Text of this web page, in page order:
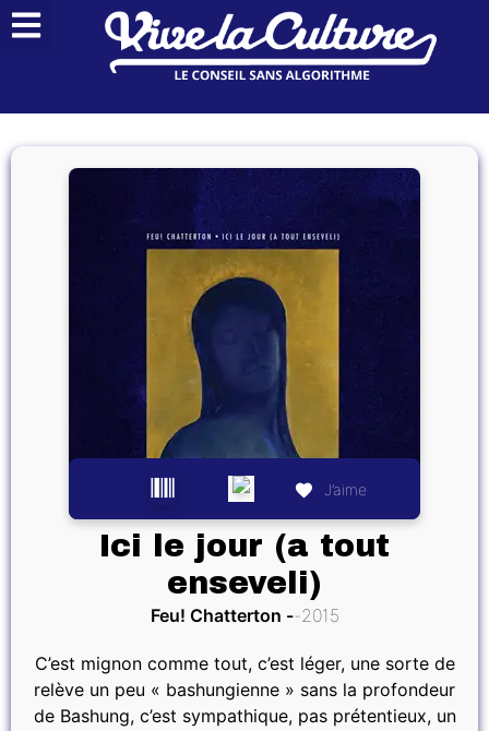
J’aime
Ici le jour (a tout
enseveli)
Feu! Chatterton 2015
C’est mignon comme tout, c’est léger, une sorte de
relève un peu « bashungienne » sans la profondeur
de Bashung, c’est sympathique, pas prétentieux, un